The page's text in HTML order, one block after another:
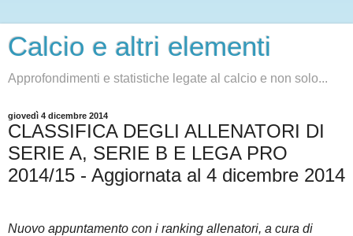
Calcio e altri elementi
Approfondimenti e statistiche legate al calcio e non solo...
giovedì 4 dicembre 2014
CLASSIFICA DEGLI ALLENATORI DI
SERIE A, SERIE B E LEGA PRO
2014/15 - Aggiornata al 4 dicembre 2014
Nuovo appuntamento con i ranking allenatori, a cura di